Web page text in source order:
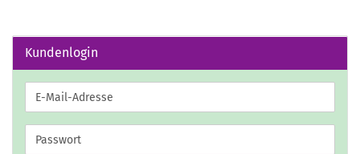
Kundenlogin
E-
Mail-
Adresse
Passwort